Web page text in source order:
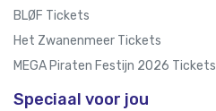
BLØF Tickets
Het Zwanenmeer Tickets
MEGA Piraten Festijn 2026 Tickets
Speciaal voor jou